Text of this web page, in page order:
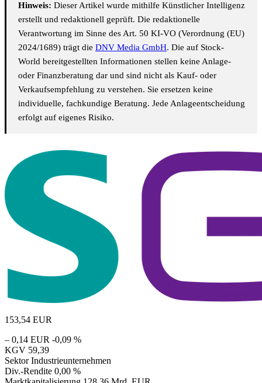
Hinweis: Dieser Artikel wurde mithilfe Künstlicher Intelligenz
erstellt und redaktionell geprüft. Die redaktionelle
Verantwortung im Sinne des Art. 50 KI-VO (Verordnung (EU)
2024/1689) trägt die DNV Media GmbH. Die auf Stock-
World bereitgestellten Informationen stellen keine Anlage-
oder Finanzberatung dar und sind nicht als Kauf- oder
Verkaufsempfehlung zu verstehen. Sie ersetzen keine
individuelle, fachkundige Beratung. Jede Anlageentscheidung
erfolgt auf eigenes Risiko.
153,54 EUR
– 0,14 EUR -0,09 %
KGV 59,39
Sektor Industrieunternehmen
Div.-Rendite 0,00 %